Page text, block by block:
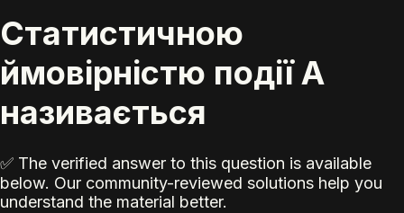
Статистичною
ймовірністю події A
називається
✅ The verified answer to this question is available
below. Our community-reviewed solutions help you
understand the material better.